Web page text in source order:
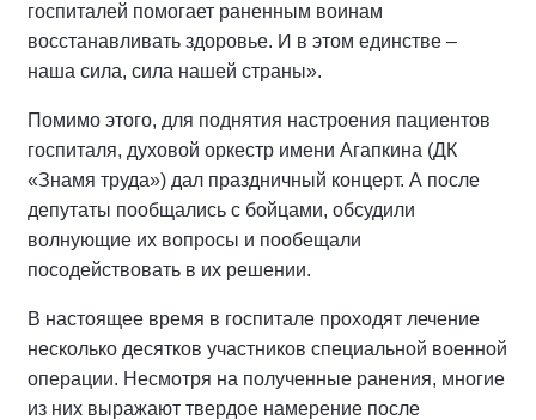
госпиталей помогает раненным воинам
восстанавливать здоровье. И в этом единстве –
наша сила, сила нашей страны».
Помимо этого, для поднятия настроения пациентов
госпиталя, духовой оркестр имени Агапкина (ДК
«Знамя труда») дал праздничный концерт. А после
депутаты пообщались с бойцами, обсудили
волнующие их вопросы и пообещали
посодействовать в их решении.
В настоящее время в госпитале проходят лечение
несколько десятков участников специальной военной
операции. Несмотря на полученные ранения, многие
из них выражают твердое намерение после